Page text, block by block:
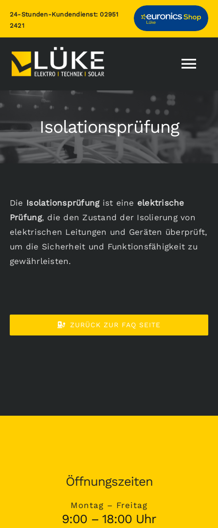
Inhalt
springen
24-Stunden-Kundendienst:02951
2421
Home
Leistungen
Über uns
Karriere
Aktuelles
Isolationsprüfung
Die Isolationsprüfungist eine elektrische
Prüfung, die den Zustand der Isolierung von
elektrischen Leitungen und Geräten überprüft,
um die Sicherheit und Funktionsfähigkeit zu
gewährleisten.
ZURÜCK ZUR FAQ SEITE
Öffnungszeiten
Montag – Freitag
9:00 – 18:00 Uhr